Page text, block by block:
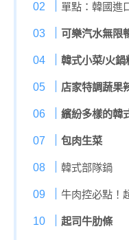
單點：韓國進
可樂汽水無限
韓式小菜/火鍋
店家特調蔬果
繽紛多樣的韓
包肉生菜
韓式部隊鍋
牛肉控必點！
起司牛肋條